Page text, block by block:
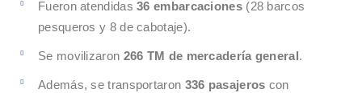
Fueron atendidas36 embarcaciones(28 barcos
pesqueros y 8 de cabotaje).
Se movilizaron 266 TM de mercadería general.
Además, se transportaron 336 pasajeros con